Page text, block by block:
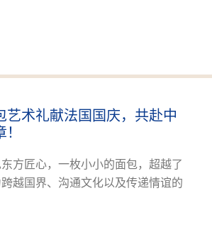
艺术礼献法国国庆，共赴中
方匠心，一枚小小的面包，超越了
越国界、沟通文化以及传递情谊的